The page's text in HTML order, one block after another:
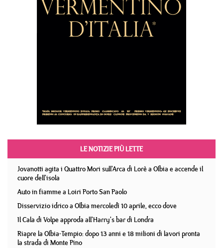
LE NOTIZIE PIÙ LETTE
Jovanotti agita i Quattro Mori sull'Arca di Lorè a Olbia e accende il
cuore dell'isola
Auto in fiamme a Loiri Porto San Paolo
Disservizio idrico a Olbia mercoledì 10 aprile, ecco dove
Il Cala di Volpe approda all'Harry's bar di Londra
Riapre la Olbia-Tempio: dopo 13 anni e 18 milioni di lavori pronta
la strada di Monte Pino